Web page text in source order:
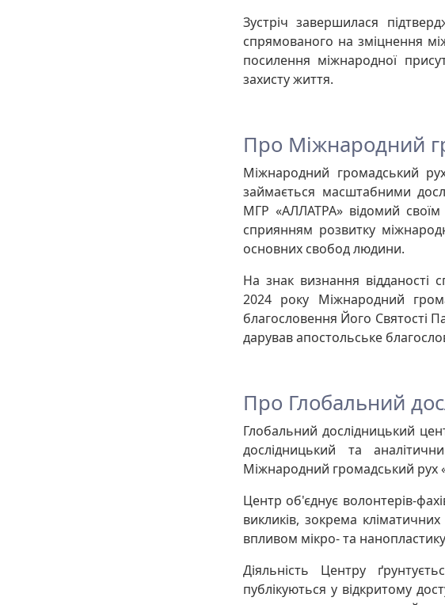
Зустріч завершилася
спрямованого на зміцнення
посилення міжнародної
захисту життя.
Про Міжнародний
Міжнародний громадський
займається масштабними
МГР «АЛЛАТРА» відомий своїм
сприянням розвитку
основних свобод людини.
На знак визнання відданості
2024 року Міжнародний
благословення Його Святості
дарував апостольське
Про Глобальний
Глобальний дослідницький
дослідницький та
Міжнародний громадський рух
Центр об'єднує волонтерів-
викликів, зокрема
впливом мікро- та
Діяльність Центру
публікуються у відкритому